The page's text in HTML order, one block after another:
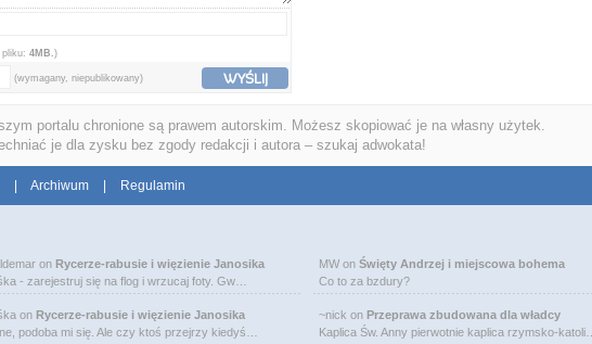
4MB.)
(wymagany, niepublikowany) WYŚLIJ
portalu chronione są prawem autorskim. Możesz skopiować je na własny użytek.
je dla zysku bez zgody redakcji i autora – szukaj adwokata!
Archiwum Regulamin
on Rycerze-rabusie i więzienie Janosika
- zarejestruj się na flog i wrzucaj foty. Gw…
on Rycerze-rabusie i więzienie Janosika
podoba mi się. Ale czy ktoś przejrzy kiedyś…
MW on Święty Andrzej i miejscowa bohema
Co to za bzdury?
~nick on Przeprawa zbudowana dla władcy
Kaplica Św. Anny pierwotnie kaplica rzymsko-katoli…